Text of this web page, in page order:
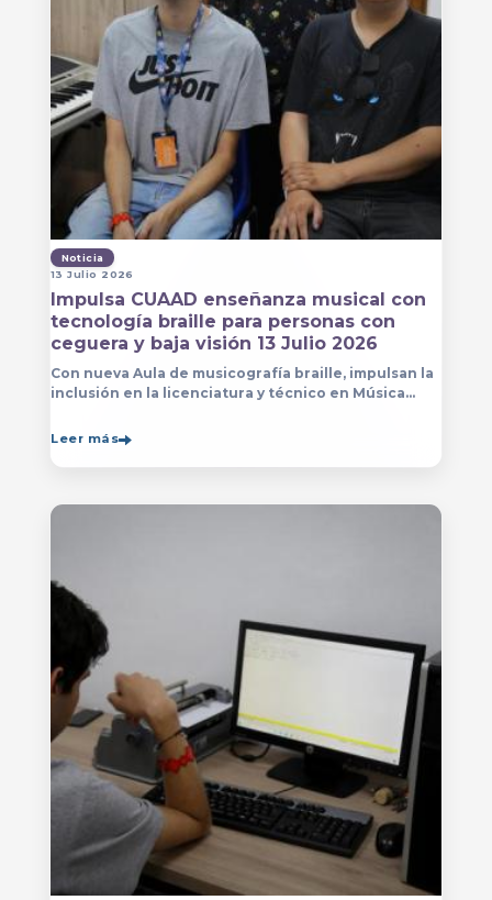
Noticia
13 Julio 2026
Impulsa CUAAD enseñanza musical con
tecnología braille para personas con
ceguera y baja visión 13 Julio 2026
Con nueva Aula de musicografía braille, impulsan la
inclusión en la licenciatura y técnico en Música
formen con mayor autonomía
Leer más